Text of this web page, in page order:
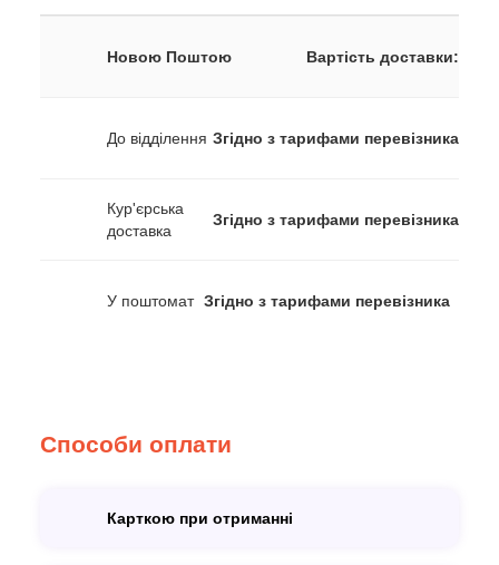
Новою Поштою Вартість доставки:
До відділення Згідно з тарифами перевізника
Кур'єрська
доставка
Згідно з тарифами перевізника
У поштомат Згідно з тарифами перевізника
Способи оплати
Карткою при отриманні